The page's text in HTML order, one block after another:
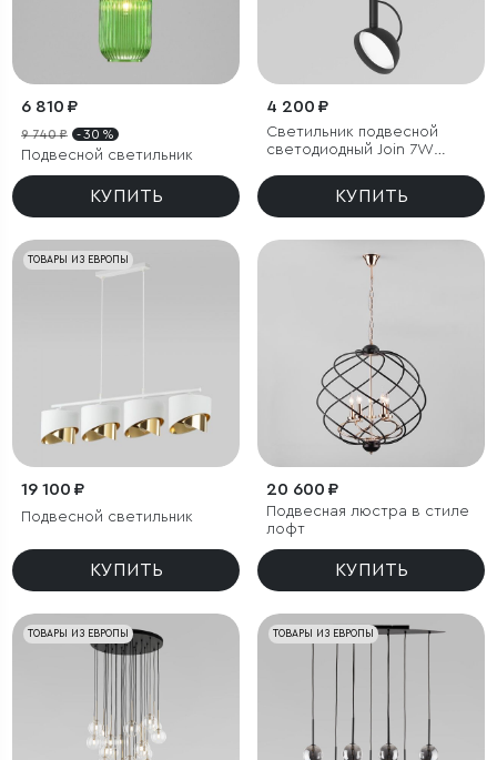
6 810 ₽
9 740 ₽ - 30 %
Подвесной светильник
КУПИТЬ
4 200 ₽
Светильник подвесной
светодиодный Join 7W
КУПИТЬ
ТОВАРЫ ИЗ ЕВРОПЫ
19 100 ₽
Подвесной светильник
КУПИТЬ
20 600 ₽
Подвесная люстра в стиле
лофт
КУПИТЬ
ТОВАРЫ ИЗ ЕВРОПЫ ТОВАРЫ ИЗ ЕВРОПЫ